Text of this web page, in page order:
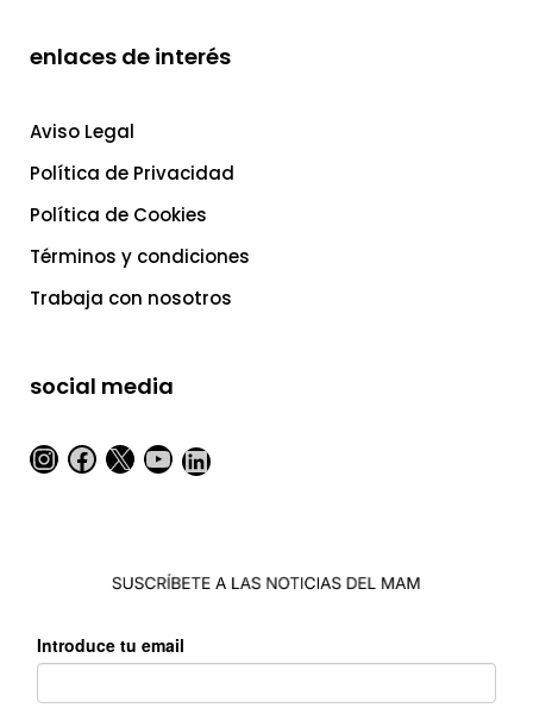
enlaces de interés
Aviso Legal
Política de Privacidad
Política de Cookies
Términos y condiciones
Trabaja con nosotros
social media
Instagram
Facebook
X YouTube
LinkedIn